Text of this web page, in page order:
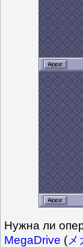
Нужна ли
MegaDrive (メ